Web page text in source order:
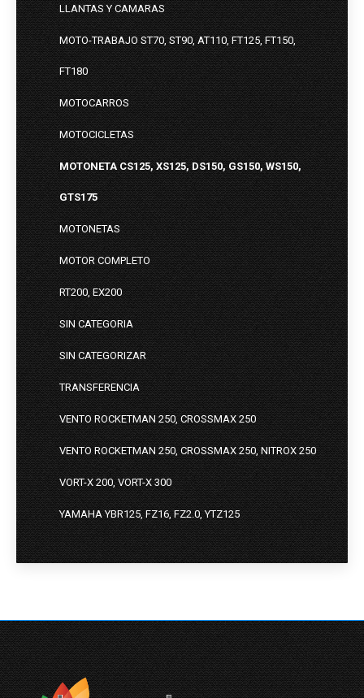
LLANTAS Y CAMARAS
MOTO-TRABAJO ST70, ST90, AT110, FT125, FT150,
FT180
MOTOCARROS
MOTOCICLETAS
MOTONETA CS125, XS125, DS150, GS150, WS150,
GTS175
MOTONETAS
MOTOR COMPLETO
RT200, EX200
SIN CATEGORIA
SIN CATEGORIZAR
TRANSFERENCIA
VENTO ROCKETMAN 250, CROSSMAX 250
VENTO ROCKETMAN 250, CROSSMAX 250, NITROX 250
VORT-X 200, VORT-X 300
YAMAHA YBR125, FZ16, FZ2.0, YTZ125